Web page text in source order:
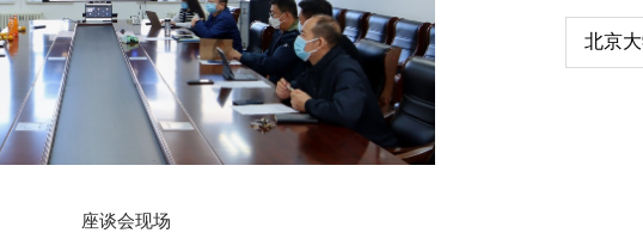
座谈会现场
扎实开展树立和践行正确政绩观学习教
北京大学管理质效年